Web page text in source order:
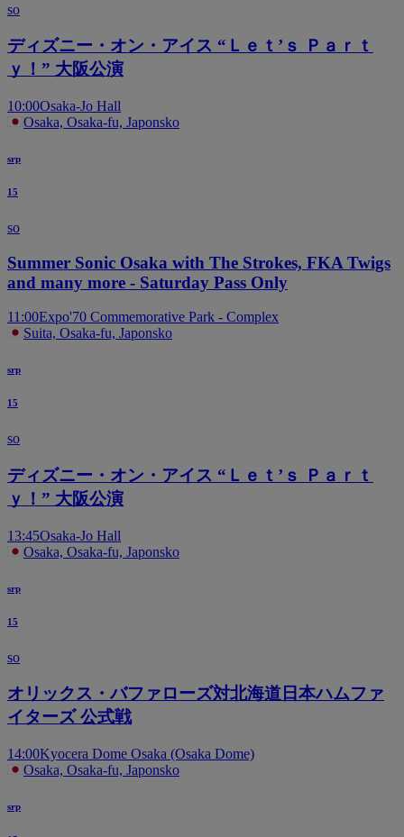
so
ディズニー・オン・アイス “Ｌｅｔ’ｓ Ｐａｒｔ
ｙ！” 大阪公演
10:00Osaka-Jo Hall
Osaka, Osaka-fu, Japonsko
srp
15
so
Summer Sonic Osaka with The Strokes, FKA Twigs
and many more - Saturday Pass Only
11:00Expo'70 Commemorative Park - Complex
Suita, Osaka-fu, Japonsko
srp
15
so
ディズニー・オン・アイス “Ｌｅｔ’ｓ Ｐａｒｔ
ｙ！” 大阪公演
13:45Osaka-Jo Hall
Osaka, Osaka-fu, Japonsko
srp
15
so
オリックス・バファローズ対北海道日本ハムファ
イターズ 公式戦
14:00Kyocera Dome Osaka (Osaka Dome)
Osaka, Osaka-fu, Japonsko
srp